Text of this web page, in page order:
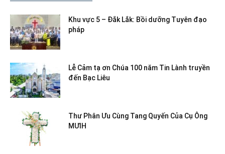
Khu vực 5 – Đắk Lắk: Bồi dưỡng Tuyên đạo
pháp
Lễ Cảm tạ ơn Chúa 100 năm Tin Lành truyền
đến Bạc Liêu
Thư Phân Ưu Cùng Tang Quyến Của Cụ Ông
MƯIH